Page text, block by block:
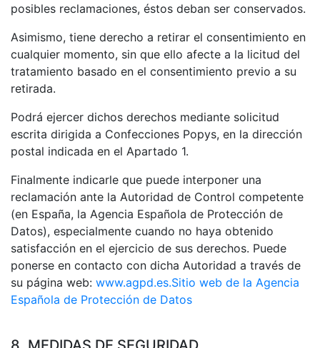
posibles reclamaciones, éstos deban ser conservados.
Asimismo, tiene derecho a retirar el consentimiento en
cualquier momento, sin que ello afecte a la licitud del
tratamiento basado en el consentimiento previo a su
retirada.
Podrá ejercer dichos derechos mediante solicitud
escrita dirigida a Confecciones Popys, en la dirección
postal indicada en el Apartado 1.
Finalmente indicarle que puede interponer una
reclamación ante la Autoridad de Control competente
(en España, la Agencia Española de Protección de
Datos), especialmente cuando no haya obtenido
satisfacción en el ejercicio de sus derechos. Puede
ponerse en contacto con dicha Autoridad a través de
su página web: www.agpd.es.Sitio web de la Agencia
Española de Protección de Datos